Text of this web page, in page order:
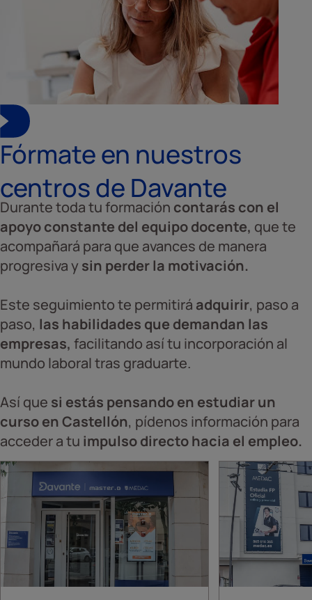
Fórmate en nuestros
centros de Davante
Durante toda tu formación contarás con el
apoyo constante del equipo docente, que te
acompañará para que avances de manera
progresiva ysin perder la motivación.
Este seguimiento te permitirá adquirir, paso a
paso, las habilidades que demandan las
empresas, facilitando así tu incorporación al
mundo laboral tras graduarte.
Así que si estás pensando en estudiar un
curso en Castellón, pídenos información para
acceder a tu impulso directo hacia el empleo.